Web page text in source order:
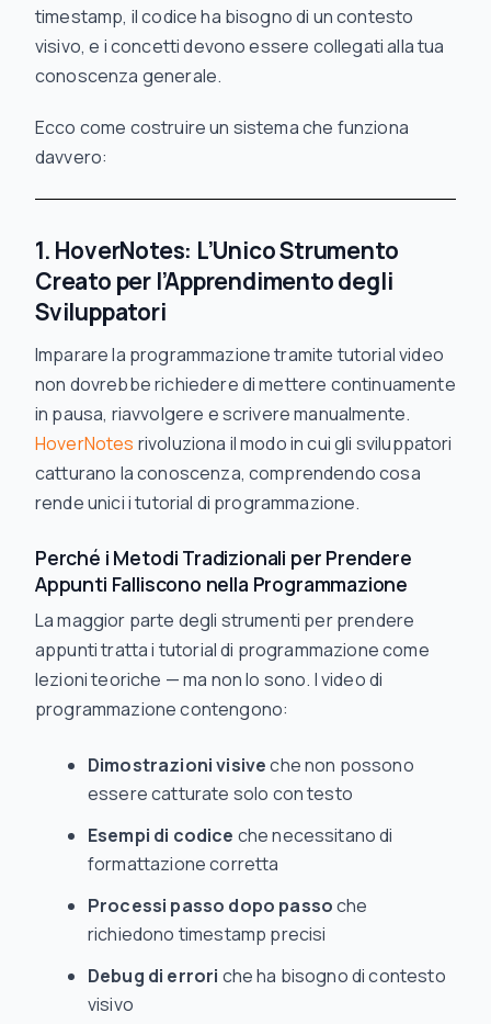
timestamp, il codice ha bisogno di un contesto
visivo, e i concetti devono essere collegati alla tua
conoscenza generale.
Ecco come costruire un sistema che funziona
davvero:
1. HoverNotes: L’Unico Strumento
Creato per l’Apprendimento degli
Sviluppatori
Imparare la programmazione tramite tutorial video
non dovrebbe richiedere di mettere continuamente
in pausa, riavvolgere e scrivere manualmente.
HoverNotes rivoluziona il modo in cui gli sviluppatori
catturano la conoscenza, comprendendo cosa
rende unici i tutorial di programmazione.
Perché i Metodi Tradizionali per Prendere
Appunti Falliscono nella Programmazione
La maggior parte degli strumenti per prendere
appunti tratta i tutorial di programmazione come
lezioni teoriche — ma non lo sono. I video di
programmazione contengono:
Dimostrazioni visiveche non possono
essere catturate solo con testo
Esempi di codice che necessitano di
formattazione corretta
Processi passo dopo passoche
richiedono timestamp precisi
Debug di errori che ha bisogno di contesto
visivo